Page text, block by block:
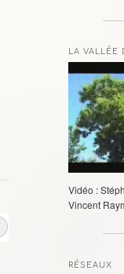
LA VALLÉE
Vidéo :
Vincent
RÉSEAUX